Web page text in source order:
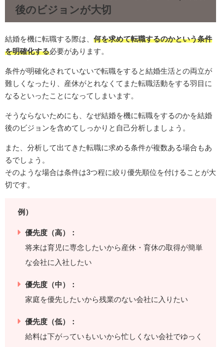
後のビジョンが大切
結婚を機に転職する際は、 何を求めて転職するのかという条件
を明確化する必要があります。
条件が明確化されていないで転職をすると結婚生活との両立が
難しくなったり、産休がとれなくてまた転職活動をする羽目に
なるといったことになってしまいます。
そうならないためにも、なぜ結婚を機に転職をするのかを結婚
後のビジョンを含めてしっかりと自己分析しましょう。
また、分析して出てきた転職に求める条件が複数ある場合もあ
るでしょう。
そのような場合は条件は3つ程に絞り優先順位を付けることが大
切です。
例）
優先度（高）：
将来は育児に専念したいから産休・育休の取得が簡単
な会社に入社したい
優先度（中）：
家庭を優先したいから残業のない会社に入りたい
優先度（低）：
給料は下がっていもいいから忙しくない会社でゆっく